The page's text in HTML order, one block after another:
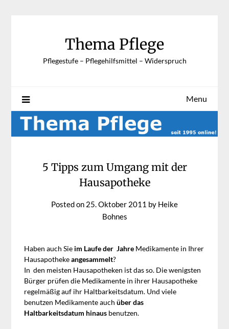
Thema Pflege
Pflegestufe – Pflegehilfsmittel – Widerspruch
Menu
5 Tipps zum Umgang mit der
Hausapotheke
Posted on 25. Oktober 2011 by Heike
Bohnes
Haben auch Sie im Laufe der Jahre Medikamente in Ihrer
Hausapothekeangesammelt?
In den meisten Hausapotheken ist das so. Die wenigsten
Bürger prüfen die Medikamente in ihrer Hausapotheke
regelmäßig auf ihr Haltbarkeitsdatum. Und viele
benutzen Medikamente auchüber das
Haltbarkeitsdatum hinaus benutzen.